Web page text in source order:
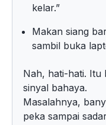
kelar.”
Makan siang
sambil buka
Nah, hati-hati. Itu
sinyal bahaya.
Masalahnya,
peka sampai